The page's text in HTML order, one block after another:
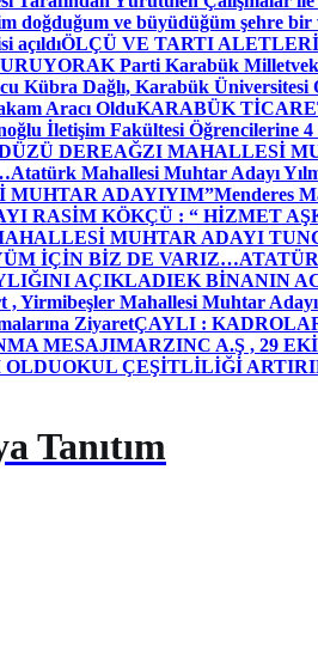
doğduğum ve büyüdüğüm şehre
açıldıÖLÇÜ VE TARTI
AK Parti Karabük
Kübra Dağlı, Karabük Üniversitesi
Aracı OlduKARABÜK
İletişim Fakültesi Öğrencilerine 4
DEREAĞZI MAHALLESİ
Atatürk Mahallesi Muhtar Adayı
MUHTAR ADAYIYIM”Menderes
RASİM KÖKÇÜ : “ HİZMET
MUHTAR ADAYI
İÇİN BİZ DE VARIZ…
AÇIKLADIEK BİNANIN
Yirmibeşler Mahallesi Muhtar
ZiyaretÇAYLI :
MESAJIMARZINC A.Ş , 29
OLDUOKUL ÇEŞİTLİLİĞİ
Tanıtım